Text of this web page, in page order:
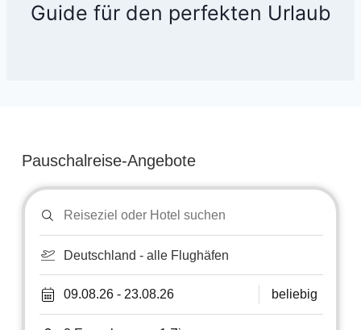
Guide für den perfekten Urlaub